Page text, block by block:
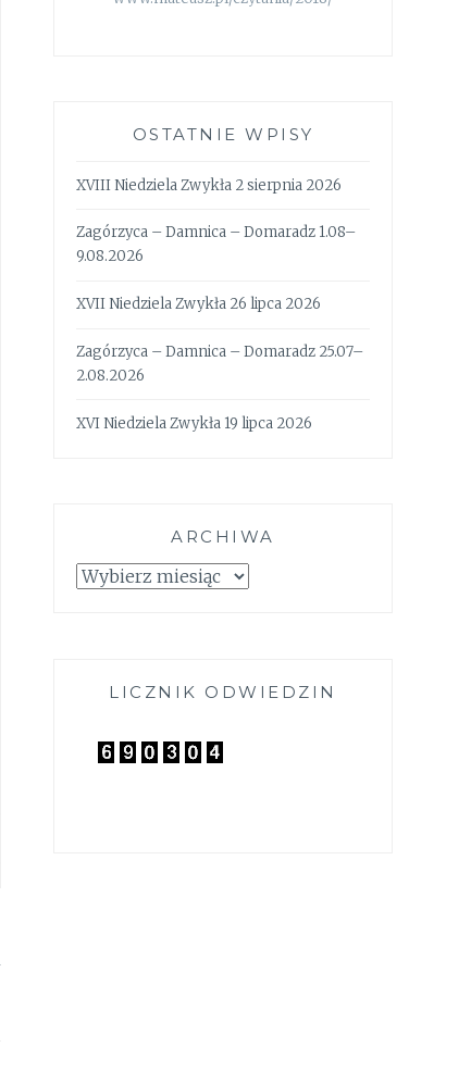
OSTATNIE WPISY
XVIII Niedziela Zwykła 2 sierpnia 2026
Zagórzyca – Damnica – Domaradz 1.08–
9.08.2026
XVII Niedziela Zwykła 26 lipca 2026
Zagórzyca – Damnica – Domaradz 25.07–
2.08.2026
XVI Niedziela Zwykła 19 lipca 2026
ARCHIWA
Archiwa
LICZNIK ODWIEDZIN